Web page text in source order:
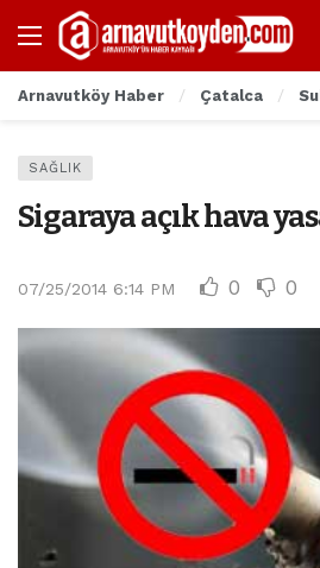
Arnavutköy Haber Çatalca
SAĞLIK
Sigaraya açık hava
07/25/2014 6:14 PM 0 0